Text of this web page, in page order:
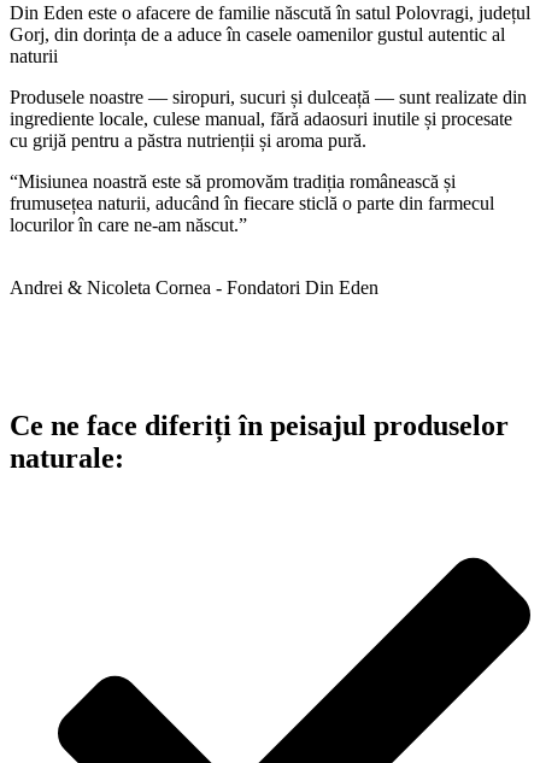
Din Eden este o afacere de familie născută în satul Polovragi, județul
Gorj, din dorința de a aduce în casele oamenilor gustul autentic al
naturii
Produsele noastre — siropuri, sucuri și dulceață — sunt realizate din
ingrediente locale, culese manual, fără adaosuri inutile și procesate
cu grijă pentru a păstra nutrienții și aroma pură.
“Misiunea noastră este să promovăm tradiția românească și
frumusețea naturii, aducând în fiecare sticlă o parte din farmecul
locurilor în care ne-am născut.”
Andrei & Nicoleta Cornea - Fondatori Din Eden
Ce ne face diferiți în peisajul produselor
naturale: